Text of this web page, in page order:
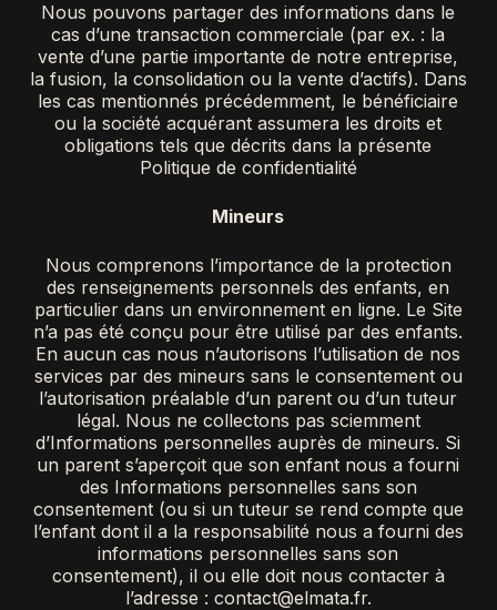
Nous pouvons partager des informations dans le
cas d’une transaction commerciale (par ex. : la
vente d’une partie importante de notre entreprise,
la fusion, la consolidation ou la vente d’actifs). Dans
les cas mentionnés précédemment, le bénéficiaire
ou la société acquérant assumera les droits et
obligations tels que décrits dans la présente
Politique de confidentialité
Mineurs
Nous comprenons l’importance de la protection
des renseignements personnels des enfants, en
particulier dans un environnement en ligne. Le Site
n’a pas été conçu pour être utilisé par des enfants.
En aucun cas nous n’autorisons l’utilisation de nos
services par des mineurs sans le consentement ou
l’autorisation préalable d’un parent ou d’un tuteur
légal. Nous ne collectons pas sciemment
d’Informations personnelles auprès de mineurs. Si
un parent s’aperçoit que son enfant nous a fourni
des Informations personnelles sans son
consentement (ou si un tuteur se rend compte que
l’enfant dont il a la responsabilité nous a fourni des
informations personnelles sans son
consentement), il ou elle doit nous contacter à
l’adresse : contact@elmata.fr.